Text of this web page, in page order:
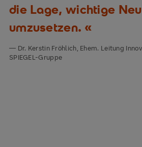
die Lage, wichtige
umzusetzen.
Dr. Kerstin Fröhlich, Ehem. Leitung
SPIEGEL-Gruppe